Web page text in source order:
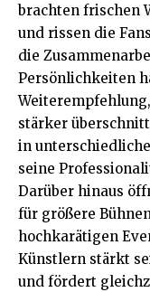
brachten frischen
und rissen die
die
Persönlichkeiten
stärker
in
seine
Darüber hinaus
für größere
hochkarätigen
Künstlern stärkt
und fördert